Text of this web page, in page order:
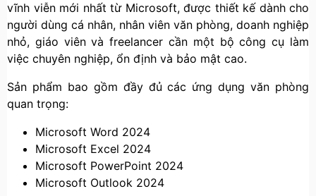
vĩnh viễn mới nhất từ Microsoft, được thiết kế dành cho
người dùng cá nhân, nhân viên văn phòng, doanh nghiệp
nhỏ, giáo viên và freelancer cần một bộ công cụ làm
việc chuyên nghiệp, ổn định và bảo mật cao.
Sản phẩm bao gồm đầy đủ các ứng dụng văn phòng
quan trọng:
Microsoft Word 2024
Microsoft Excel 2024
Microsoft PowerPoint 2024
Microsoft Outlook 2024